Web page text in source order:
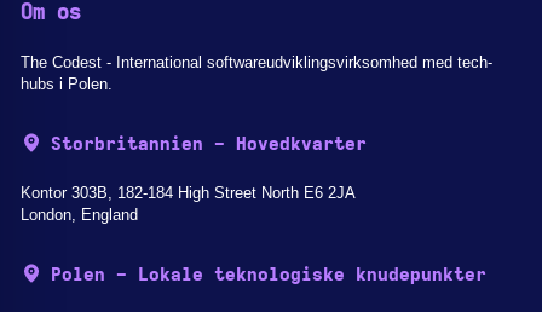
Om os
The Codest - International softwareudviklingsvirksomhed med tech-
hubs i Polen.
Storbritannien - Hovedkvarter
Kontor 303B, 182-184 High Street North E6 2JA
London, England
Polen - Lokale teknologiske knudepunkter